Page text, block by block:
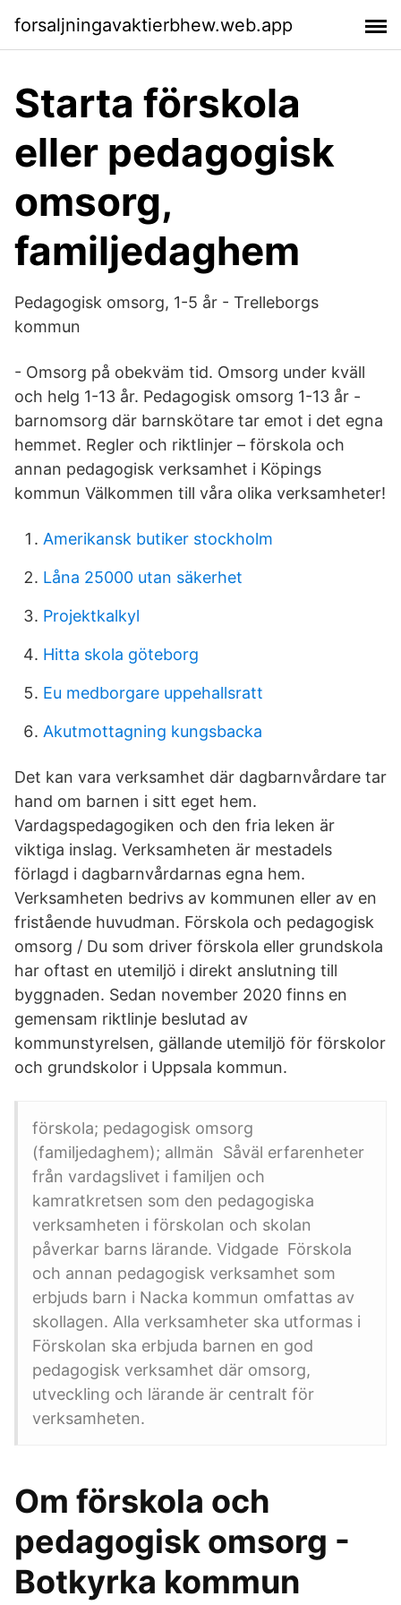
forsaljningavaktierbhew.web.app
Starta förskola
eller pedagogisk
omsorg,
familjedaghem
Pedagogisk omsorg, 1-5 år - Trelleborgs
kommun
- Omsorg på obekväm tid. Omsorg under kväll
och helg 1-13 år. Pedagogisk omsorg 1-13 år -
barnomsorg där barnskötare tar emot i det egna
hemmet. Regler och riktlinjer – förskola och
annan pedagogisk verksamhet i Köpings
kommun Välkommen till våra olika verksamheter!
Amerikansk butiker stockholm
Låna 25000 utan säkerhet
Projektkalkyl
Hitta skola göteborg
Eu medborgare uppehallsratt
Akutmottagning kungsbacka
Det kan vara verksamhet där dagbarnvårdare tar
hand om barnen i sitt eget hem.
Vardagspedagogiken och den fria leken är
viktiga inslag. Verksamheten är mestadels
förlagd i dagbarnvårdarnas egna hem.
Verksamheten bedrivs av kommunen eller av en
fristående huvudman. Förskola och pedagogisk
omsorg / Du som driver förskola eller grundskola
har oftast en utemiljö i direkt anslutning till
byggnaden. Sedan november 2020 finns en
gemensam riktlinje beslutad av
kommunstyrelsen, gällande utemiljö för förskolor
och grundskolor i Uppsala kommun.
förskola; pedagogisk omsorg
(familjedaghem); allmän Såväl erfarenheter
från vardagslivet i familjen och
kamratkretsen som den pedagogiska
verksamheten i förskolan och skolan
påverkar barns lärande. Vidgade Förskola
och annan pedagogisk verksamhet som
erbjuds barn i Nacka kommun omfattas av
skollagen. Alla verksamheter ska utformas i
Förskolan ska erbjuda barnen en god
pedagogisk verksamhet där omsorg,
utveckling och lärande är centralt för
verksamheten.
Om förskola och
pedagogisk omsorg -
Botkyrka kommun